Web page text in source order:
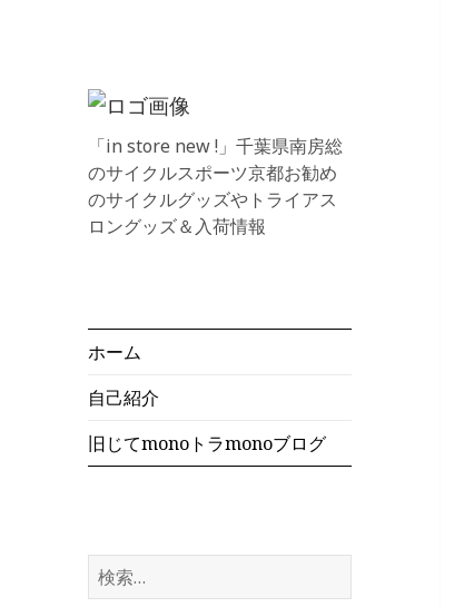
「in store new !」千葉県南房総
のサイクルスポーツ京都お勧め
のサイクルグッズやトライアス
ロングッズ＆入荷情報
ホーム
自己紹介
旧じてmonoトラmonoブログ
検
索: